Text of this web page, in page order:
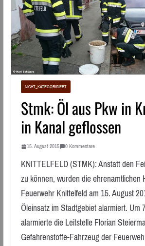
NICHT_KATEGORISIERT
Stmk: Öl aus Pkw in
in Kanal geflossen
15. August 2015 0 Kommentare
KNITTELFELD (STMK): Anstatt den
zu können, wurden die ehrenamtlichen
Feuerwehr Knittelfeld am 15. August
Öleinsatz im Stadtgebiet alarmiert. Um
alarmierte die Leitstelle Florian
Gefahrenstoffe-Fahrzeug der